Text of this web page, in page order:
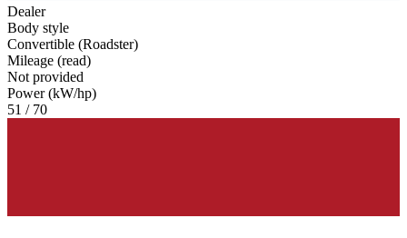
Dealer
Body style
Convertible (Roadster)
Mileage (read)
Not provided
Power (kW/hp)
51 / 70